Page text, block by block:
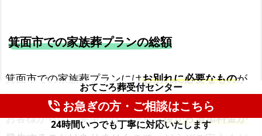
霊柩車
火葬場までの霊柩費用
箕面市での家族葬プランの総額
箕面市での家族葬プランにはお別れに必要なものが
初めから含まれています。
お客様からのご要望がない限り、後から追加料金が
おてごろ葬受付センター
phone_in_talkお急ぎの方・ご相談はこちら
24時間いつでも丁寧に対応いたします